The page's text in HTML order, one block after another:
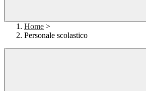
Home >
Personale scolastico